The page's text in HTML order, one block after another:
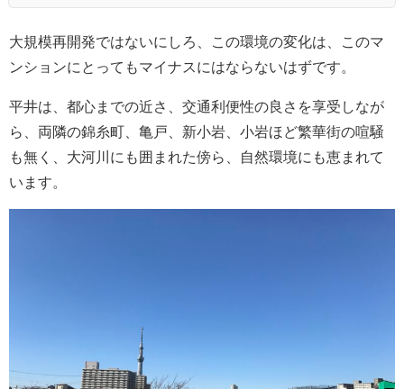
大規模再開発ではないにしろ、この環境の変化は、このマ
ンションにとってもマイナスにはならないはずです。
平井は、都心までの近さ、交通利便性の良さを享受しなが
ら、両隣の錦糸町、亀戸、新小岩、小岩ほど繁華街の喧騒
も無く、大河川にも囲まれた傍ら、自然環境にも恵まれて
います。